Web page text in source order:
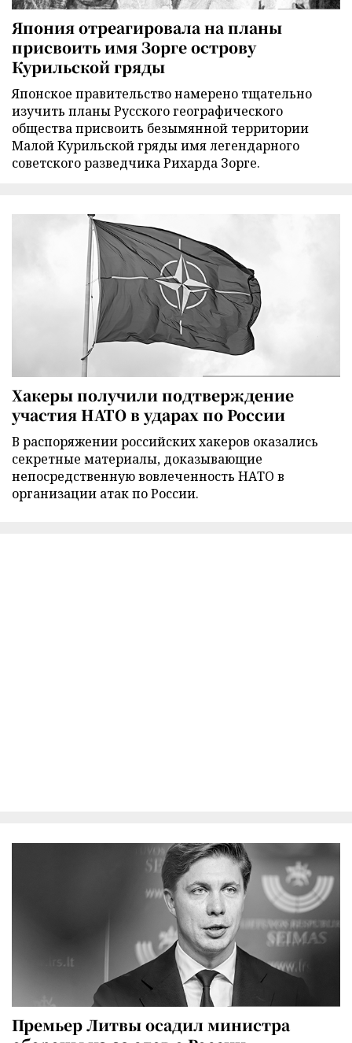
Япония отреагировала на планы
присвоить имя Зорге острову
Курильской гряды
Японское правительство намерено тщательно
изучить планы Русского географического
общества присвоить безымянной территории
Малой Курильской гряды имя легендарного
советского разведчика Рихарда Зорге.
Хакеры получили подтверждение
участия НАТО в ударах по России
В распоряжении российских хакеров оказались
секретные материалы, доказывающие
непосредственную вовлеченность НАТО в
организации атак по России.
Премьер Литвы осадил министра